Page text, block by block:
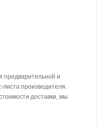
предварительной и
производителя.
доставки, мы